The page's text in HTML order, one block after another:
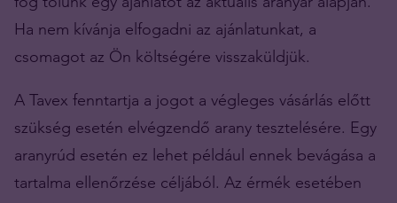
Ha nem kívánja elfogadni az ajánlatunkat, a
csomagot az Ön költségére visszaküldjük.
A Tavex fenntartja a jogot a végleges vásárlás előtt
szükség esetén elvégzendő arany tesztelésére. Egy
aranyrúd esetén ez lehet például ennek bevágása a
tartalma ellenőrzése céljából. Az érmék esetében